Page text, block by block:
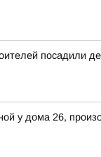
посадили
у дома 26,